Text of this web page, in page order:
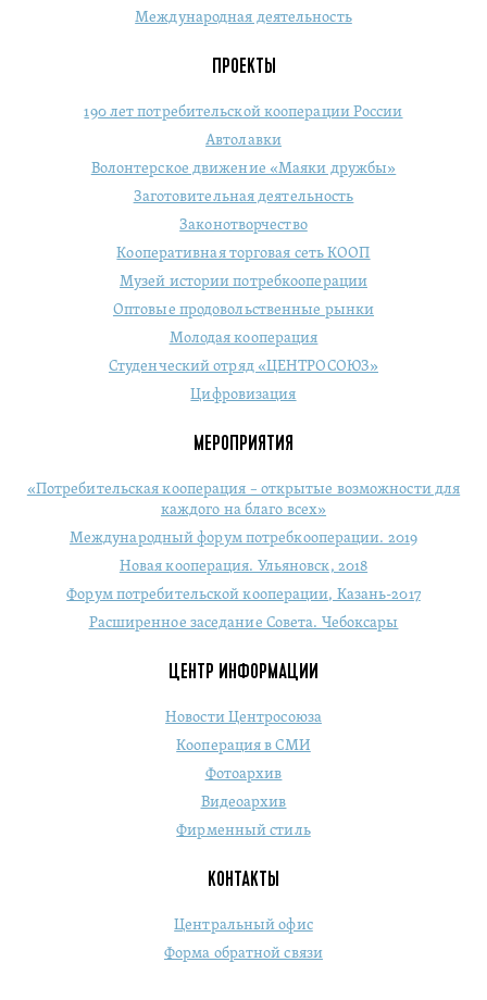
Международная деятельность
ПРОЕКТЫ
190 лет потребительской кооперации России
Автолавки
Волонтерское движение «Маяки дружбы»
Заготовительная деятельность
Законотворчество
Кооперативная торговая сеть КООП
Музей истории потребкооперации
Оптовые продовольственные рынки
Молодая кооперация
Студенческий отряд «ЦЕНТРОСОЮЗ»
Цифровизация
МЕРОПРИЯТИЯ
«Потребительская кооперация – открытые возможности для
каждого на благо всех»
Международный форум потребкооперации. 2019
Новая кооперация. Ульяновск, 2018
Форум потребительской кооперации, Казань-2017
Расширенное заседание Совета. Чебоксары
ЦЕНТР ИНФОРМАЦИИ
Новости Центросоюза
Кооперация в СМИ
Фотоархив
Видеоархив
Фирменный стиль
КОНТАКТЫ
Центральный офис
Форма обратной связи